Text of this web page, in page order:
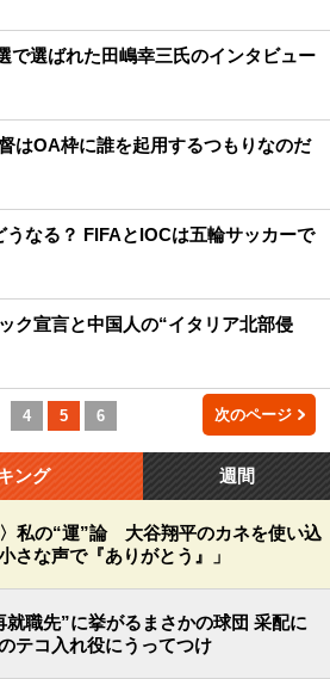
で選ばれた田嶋幸三氏のインタビュー
はOA枠に誰を起用するつもりなのだ
うなる？ FIFAとIOCは五輪サッカーで
ク宣言と中国人の“イタリア北部侵
4 5 6 次のページ
ング 週間
私の“運”論 大谷翔平のカネを使い込
さな声で『ありがとう』」
就職先”に挙がるまさかの球団 采配に
テコ入れ役にうってつけ